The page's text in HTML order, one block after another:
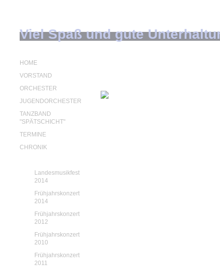
Viel Spaß und gute
HOME
VORSTAND
ORCHESTER
JUGENDORCHESTER
TANZBAND
"SPÄTSCHICHT"
TERMINE
CHRONIK
Landesmusikfest
2014
Frühjahrskonzert
2014
Frühjahrskonzert
2012
Frühjahrskonzert
2010
Frühjahrskonzert
2011